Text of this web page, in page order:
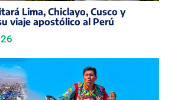
Lima, Chiclayo, Cusco y
viaje apostólico al Perú